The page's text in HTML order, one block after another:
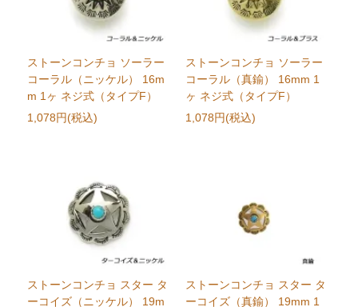
ストーンコンチョ ソーラー
コーラル（ニッケル） 16m
m 1ヶ ネジ式（タイプF）
1,078円(税込)
ストーンコンチョ ソーラー
コーラル（真鍮） 16mm 1
ヶ ネジ式（タイプF）
1,078円(税込)
ストーンコンチョ スター タ
ーコイズ（ニッケル） 19m
ストーンコンチョ スター タ
ーコイズ（真鍮） 19mm 1